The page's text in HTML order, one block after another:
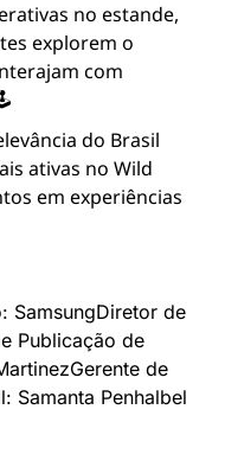
no estande,
explorem o
com
do Brasil
ativas no Wild
em experiências
SamsungDiretor de
Publicação de
Gerente de
Samanta Penhalbel